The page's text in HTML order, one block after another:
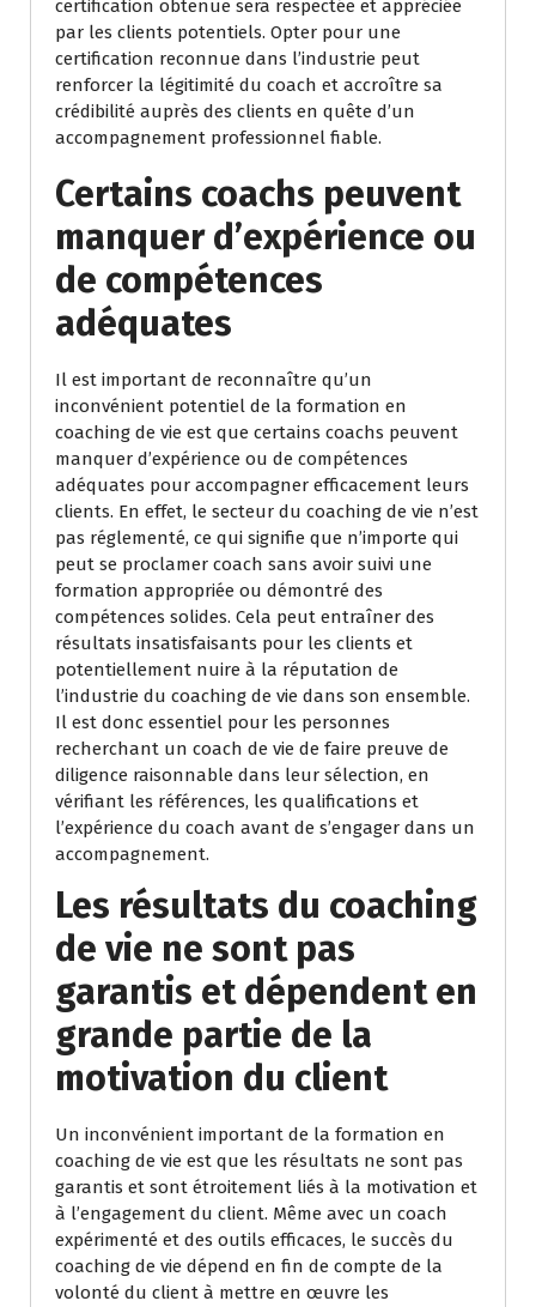
certification obtenue sera respectée et appréciée
par les clients potentiels. Opter pour une
certification reconnue dans l’industrie peut
renforcer la légitimité du coach et accroître sa
crédibilité auprès des clients en quête d’un
accompagnement professionnel fiable.
Certains coachs peuvent
manquer d’expérience ou
de compétences
adéquates
Il est important de reconnaître qu’un
inconvénient potentiel de la formation en
coaching de vie est que certains coachs peuvent
manquer d’expérience ou de compétences
adéquates pour accompagner efficacement leurs
clients. En effet, le secteur du coaching de vie n’est
pas réglementé, ce qui signifie que n’importe qui
peut se proclamer coach sans avoir suivi une
formation appropriée ou démontré des
compétences solides. Cela peut entraîner des
résultats insatisfaisants pour les clients et
potentiellement nuire à la réputation de
l’industrie du coaching de vie dans son ensemble.
Il est donc essentiel pour les personnes
recherchant un coach de vie de faire preuve de
diligence raisonnable dans leur sélection, en
vérifiant les références, les qualifications et
l’expérience du coach avant de s’engager dans un
accompagnement.
Les résultats du coaching
de vie ne sont pas
garantis et dépendent en
grande partie de la
motivation du client
Un inconvénient important de la formation en
coaching de vie est que les résultats ne sont pas
garantis et sont étroitement liés à la motivation et
à l’engagement du client. Même avec un coach
expérimenté et des outils efficaces, le succès du
coaching de vie dépend en fin de compte de la
volonté du client à mettre en œuvre les